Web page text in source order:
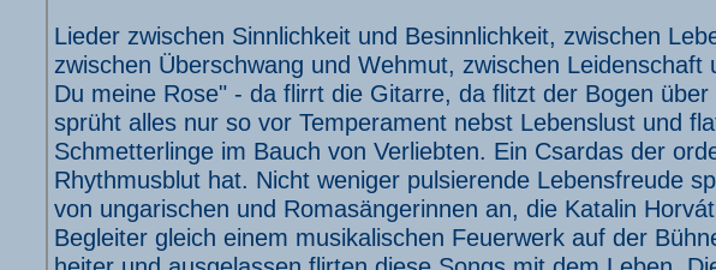
Lieder zwischen Sinnlichkeit und Besinnlichkeit, zwischen
zwischen Überschwang und Wehmut, zwischen Leidenschaft
Du meine Rose" - da flirrt die Gitarre, da flitzt der Bogen
sprüht alles nur so vor Temperament nebst Lebenslust und
Schmetterlinge im Bauch von Verliebten. Ein Csardas der
Rhythmusblut hat. Nicht weniger pulsierende Lebensfreude
von ungarischen und Romasängerinnen an, die Katalin
Begleiter gleich einem musikalischen Feuerwerk auf der